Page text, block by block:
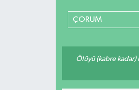
ÇORUM
Ölüyü (kabre kadar)